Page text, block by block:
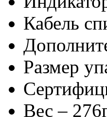
Кабель
Размер
Вес –